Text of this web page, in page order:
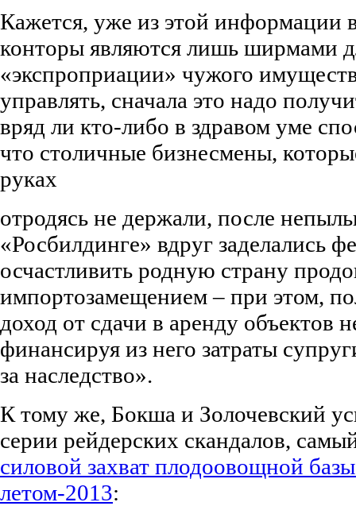
Кажется, уже из этой информации
конторы являются лишь ширмами
«экспроприации» чужого
управлять, сначала это надо
вряд ли кто-либо в здравом уме
что столичные бизнесмены,
руках
отродясь не держали, после
«Росбилдинге» вдруг заделались
осчастливить родную страну
импортозамещением – при этом,
доход от сдачи в аренду объектов
финансируя из него затраты
за наследство».
К тому же, Бокша и Золочевский
серии рейдерских скандалов,
силовой захват плодоовощной
летом-2013: